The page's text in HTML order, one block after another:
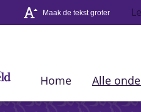
Maak de tekst groter
Home Alle